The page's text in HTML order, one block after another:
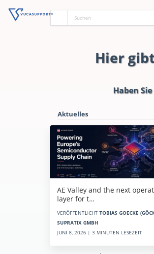
Hier
Haben
Aktuelles
AE Valley and the next
layer for t…
VERÖFFENTLICHT TOBIAS GOECKE
SUPRATIX GMBH
JUNI 8, 2026 | 3 MINUTEN LESEZEIT